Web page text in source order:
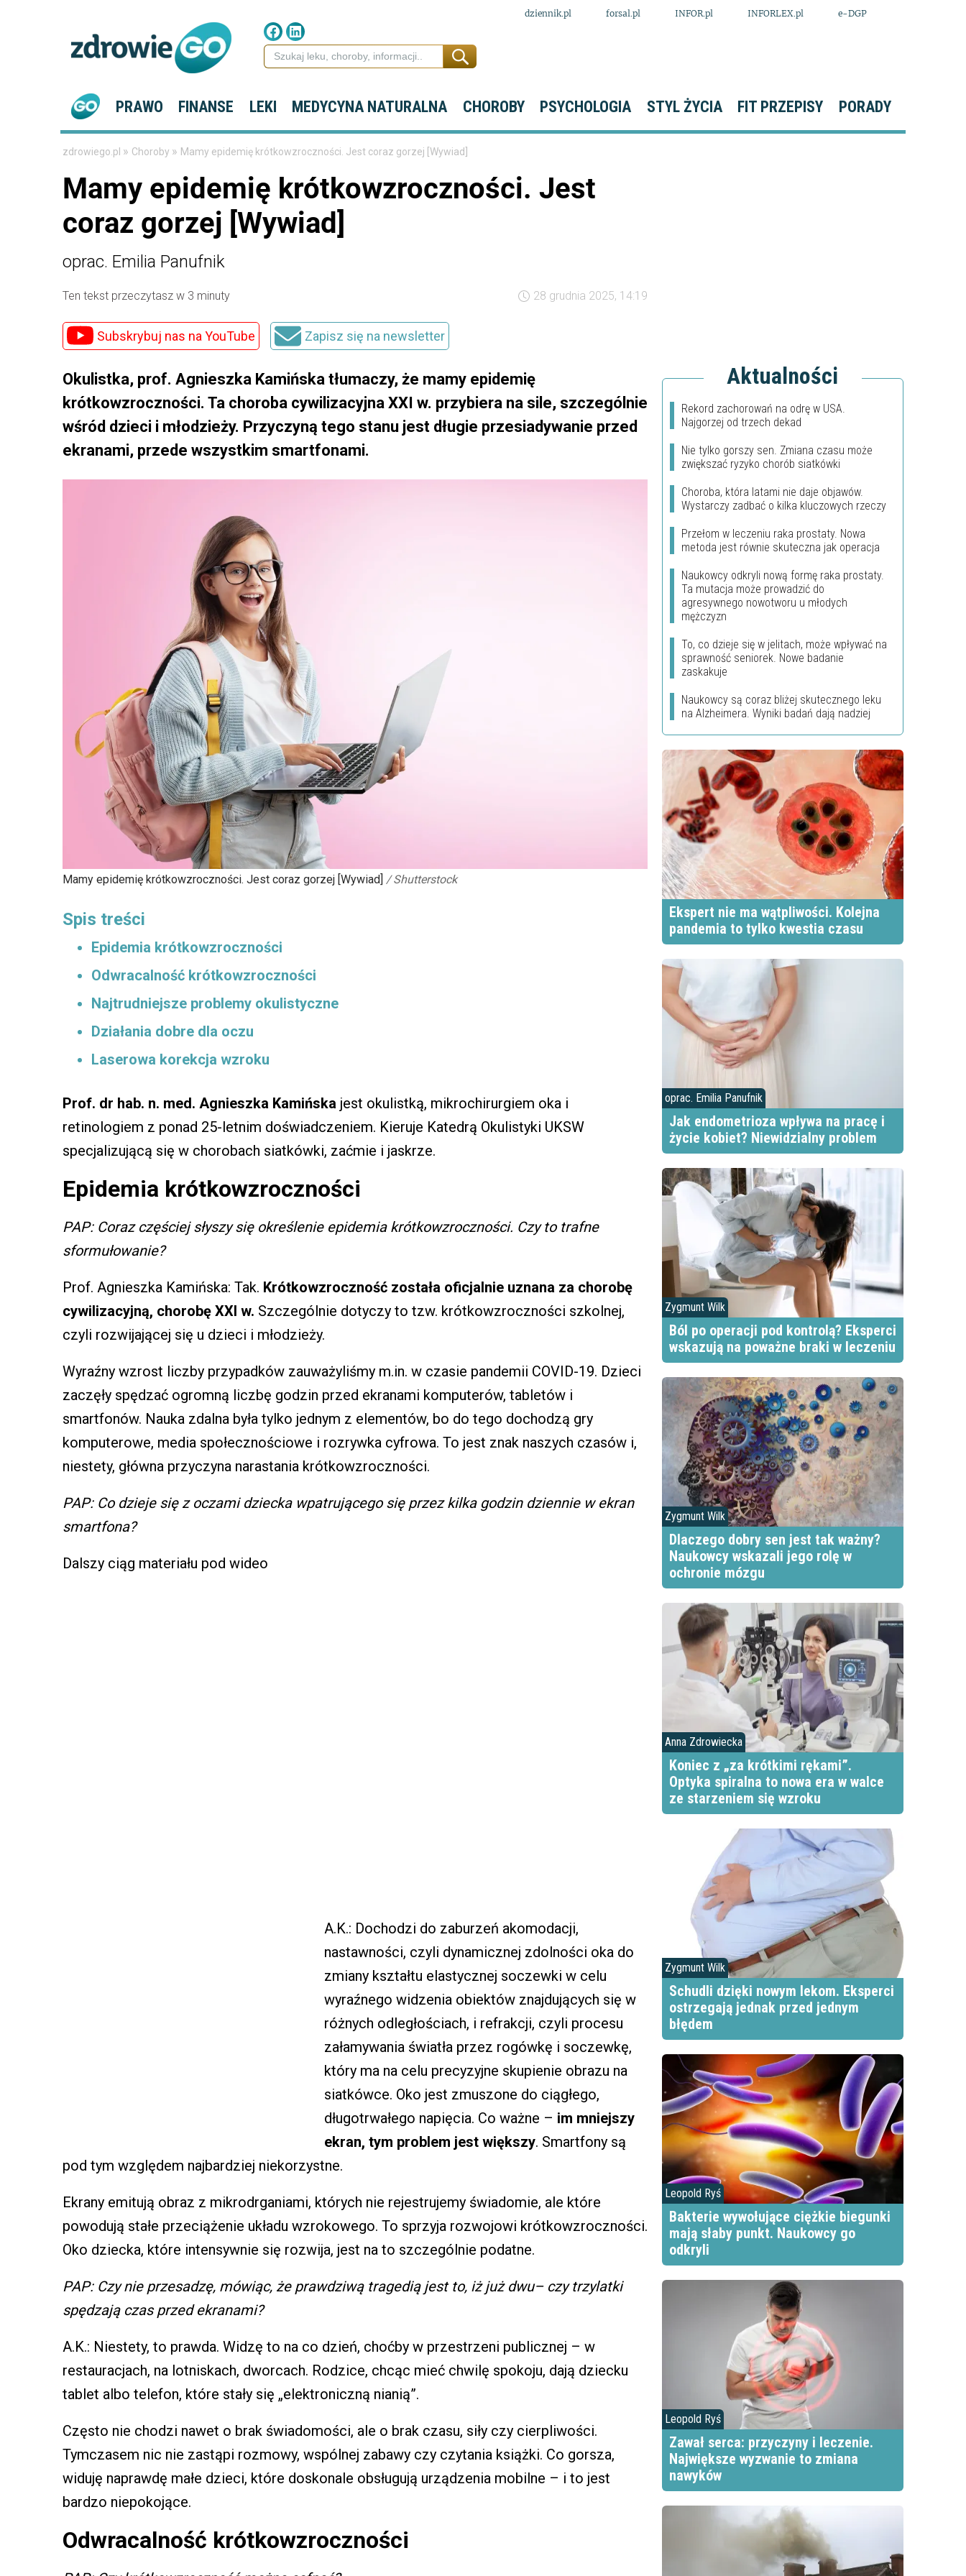
dziennik.pl forsal.pl INFOR.pl INFORLEX.pl e-DGP
PRAWO FINANSE LEKI MEDYCYNA NATURALNA CHOROBY PSYCHOLOGIA STYL ŻYCIA FIT PRZEPISY PORADY
zdrowiego.pl » Choroby » Mamy epidemię krótkowzroczności. Jest coraz gorzej [Wywiad]
Mamy epidemię krótkowzroczności. Jest
coraz gorzej [Wywiad]
oprac. Emilia Panufnik
Ten tekst przeczytasz w 3 minuty 28 grudnia 2025, 14:19
Subskrybuj nas na YouTube Zapisz się na newsletter
Okulistka, prof. Agnieszka Kamińska tłumaczy, że mamy epidemię
krótkowzroczności. Ta choroba cywilizacyjna XXI w. przybiera na sile, szczególnie
wśród dzieci i młodzieży. Przyczyną tego stanu jest długie przesiadywanie przed
ekranami, przede wszystkim smartfonami.
Mamy epidemię krótkowzroczności. Jest coraz gorzej [Wywiad] / Shutterstock
Spis treści
Epidemia krótkowzroczności
Odwracalność krótkowzroczności
Najtrudniejsze problemy okulistyczne
Działania dobre dla oczu
Laserowa korekcja wzroku
Prof. dr hab. n. med. Agnieszka Kamińska jest okulistką, mikrochirurgiem oka i
retinologiem z ponad 25-letnim doświadczeniem. Kieruje Katedrą Okulistyki UKSW
specjalizującą się w chorobach siatkówki, zaćmie i jaskrze.
Epidemia krótkowzroczności
PAP: Coraz częściej słyszy się określenie epidemia krótkowzroczności. Czy to trafne
sformułowanie?
Prof. Agnieszka Kamińska: Tak. Krótkowzroczność została oficjalnie uznana za chorobę
cywilizacyjną, chorobę XXI w. Szczególnie dotyczy to tzw. krótkowzroczności szkolnej,
czyli rozwijającej się u dzieci i młodzieży.
Wyraźny wzrost liczby przypadków zauważyliśmy m.in. w czasie pandemii COVID-19. Dzieci
zaczęły spędzać ogromną liczbę godzin przed ekranami komputerów, tabletów i
smartfonów. Nauka zdalna była tylko jednym z elementów, bo do tego dochodzą gry
komputerowe, media społecznościowe i rozrywka cyfrowa. To jest znak naszych czasów i,
niestety, główna przyczyna narastania krótkowzroczności.
PAP: Co dzieje się z oczami dziecka wpatrującego się przez kilka godzin dziennie w ekran
smartfona?
Dalszy ciąg materiału pod wideo
A.K.: Dochodzi do zaburzeń akomodacji,
nastawności, czyli dynamicznej zdolności oka do
zmiany kształtu elastycznej soczewki w celu
wyraźnego widzenia obiektów znajdujących się w
różnych odległościach, i refrakcji, czyli procesu
załamywania światła przez rogówkę i soczewkę,
który ma na celu precyzyjne skupienie obrazu na
siatkówce. Oko jest zmuszone do ciągłego,
długotrwałego napięcia. Co ważne – im mniejszy
ekran, tym problem jest większy. Smartfony są
pod tym względem najbardziej niekorzystne.
Ekrany emitują obraz z mikrodrganiami, których nie rejestrujemy świadomie, ale które
powodują stałe przeciążenie układu wzrokowego. To sprzyja rozwojowi krótkowzroczności.
Oko dziecka, które intensywnie się rozwija, jest na to szczególnie podatne.
PAP: Czy nie przesadzę, mówiąc, że prawdziwą tragedią jest to, iż już dwu– czy trzylatki
spędzają czas przed ekranami?
A.K.: Niestety, to prawda. Widzę to na co dzień, choćby w przestrzeni publicznej – w
restauracjach, na lotniskach, dworcach. Rodzice, chcąc mieć chwilę spokoju, dają dziecku
tablet albo telefon, które stały się „elektroniczną nianią”.
Często nie chodzi nawet o brak świadomości, ale o brak czasu, siły czy cierpliwości.
Tymczasem nic nie zastąpi rozmowy, wspólnej zabawy czy czytania książki. Co gorsza,
widuję naprawdę małe dzieci, które doskonale obsługują urządzenia mobilne – i to jest
bardzo niepokojące.
Odwracalność krótkowzroczności
Aktualności
Rekord zachorowań na odrę w USA.
Najgorzej od trzech dekad
Nie tylko gorszy sen. Zmiana czasu może
zwiększać ryzyko chorób siatkówki
Choroba, która latami nie daje objawów.
Wystarczy zadbać o kilka kluczowych rzeczy
Przełom w leczeniu raka prostaty. Nowa
metoda jest równie skuteczna jak operacja
Naukowcy odkryli nową formę raka prostaty.
Ta mutacja może prowadzić do
agresywnego nowotworu u młodych
mężczyzn
To, co dzieje się w jelitach, może wpływać na
sprawność seniorek. Nowe badanie
zaskakuje
Naukowcy są coraz bliżej skutecznego leku
na Alzheimera. Wyniki badań dają nadziej
Ekspert nie ma wątpliwości. Kolejna
pandemia to tylko kwestia czasu
oprac. Emilia Panufnik
Jak endometrioza wpływa na pracę i
życie kobiet? Niewidzialny problem
Zygmunt Wilk
Ból po operacji pod kontrolą? Eksperci
wskazują na poważne braki w leczeniu
Zygmunt Wilk
Dlaczego dobry sen jest tak ważny?
Naukowcy wskazali jego rolę w
ochronie mózgu
Anna Zdrowiecka
Koniec z „za krótkimi rękami”.
Optyka spiralna to nowa era w walce
ze starzeniem się wzroku
Zygmunt Wilk
Schudli dzięki nowym lekom. Eksperci
ostrzegają jednak przed jednym
błędem
Leopold Ryś
Bakterie wywołujące ciężkie biegunki
mają słaby punkt. Naukowcy go
odkryli
Leopold Ryś
Zawał serca: przyczyny i leczenie.
Największe wyzwanie to zmiana
nawyków